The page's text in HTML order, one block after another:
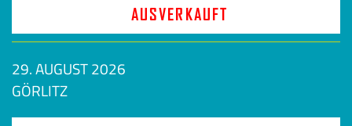
AUSVERKAUFT
29. AUGUST 2026
GÖRLITZ